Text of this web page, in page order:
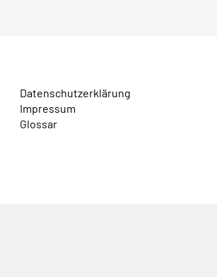
Datenschutzerklärung
Impressum
Glossar